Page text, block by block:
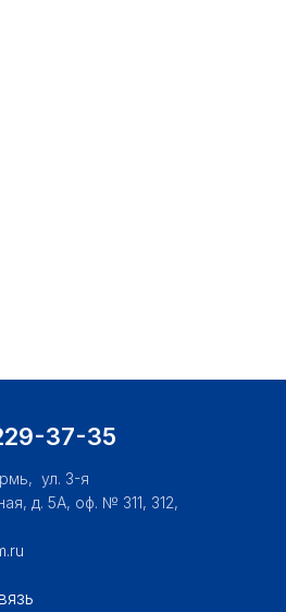
37-35
ул. 3-я
д. 5А, оф. № 311, 312,